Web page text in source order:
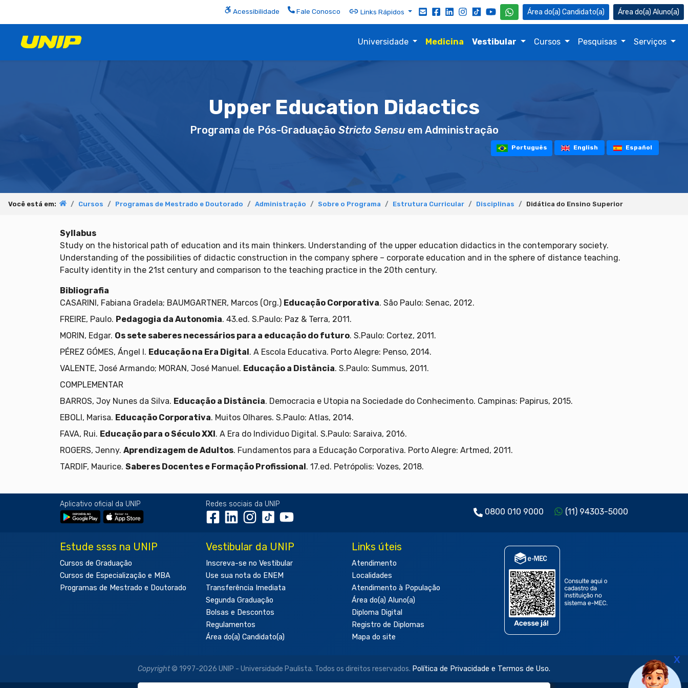
Acessibilidade Fale Conosco Links Rápidos Candidato(a) Aluno(a)
Universidade Medicina Vestibular Cursos Pesquisas Serviços
Upper Education Didactics
Programa de Pós-Graduação Stricto Sensuem Administração
Português English Español
Você está em: Cursos Programas de Mestrado e Doutorado Administração Sobre o Programa Estrutura Curricular Disciplinas Didática do Ensino Superior
Syllabus
Study on the historical path of education and its main thinkers. Understanding of the upper education didactics in the contemporary society.
Understanding of the possibilities of didactic construction in the company sphere – corporate education and in the sphere of distance teaching.
Faculty identity in the 21st century and comparison to the teaching practice in the 20th century.
Bibliografia
CASARINI, Fabiana Gradela; BAUMGARTNER, Marcos (Org.) Educação Corporativa. São Paulo: Senac, 2012.
FREIRE, Paulo. Pedagogia da Autonomia. 43.ed. S.Paulo: Paz & Terra, 2011.
MORIN, Edgar. Os sete saberes necessários para a educação do futuro. S.Paulo: Cortez, 2011.
PÉREZ GÓMES, Ángel I. Educação na Era Digital . A Escola Educativa. Porto Alegre: Penso, 2014.
VALENTE, José Armando; MORAN, José Manuel. Educação a Distância. S.Paulo: Summus, 2011.
COMPLEMENTAR
BARROS, Joy Nunes da Silva. Educação a Distância. Democracia e Utopia na Sociedade do Conhecimento. Campinas: Papirus, 2015.
EBOLI, Marisa. Educação Corporativa. Muitos Olhares. S.Paulo: Atlas, 2014.
FAVA, Rui. Educação para o Século XXI . A Era do Individuo Digital. S.Paulo: Saraiva, 2016.
ROGERS, Jenny. Aprendizagem de Adultos. Fundamentos para a Educação Corporativa. Porto Alegre: Artmed, 2011.
TARDIF, Maurice. Saberes Docentes e Formação Profissional . 17.ed. Petrópolis: Vozes, 2018.
Aplicativo oficial da UNIP Redes sociais da UNIP
0800 010 9000 (11) 94303-5000
Estude ssss na UNIP
Cursos de Graduação
Cursos de Especialização e MBA
Programas de Mestrado e Doutorado
Vestibular da UNIP
Inscreva-se no Vestibular
Use sua nota do ENEM
Transferência Imediata
Segunda Graduação
Bolsas e Descontos
Regulamentos
Área do(a) Candidato(a)
Links úteis
Atendimento
Localidades
Atendimento à População
Área do(a) Aluno(a)
Diploma Digital
Registro de Diplomas
Mapa do site
Copyright© 1997-2026 UNIP - Universidade Paulista. Todos os direitos reservados. Política de Privacidade e Termos de Uso.
X